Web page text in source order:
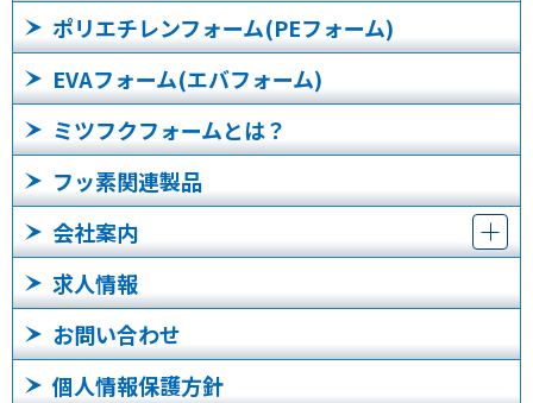
ポリエチレンフォーム(PEフォーム)
EVAフォーム(エバフォーム)
ミツフクフォームとは？
フッ素関連製品
会社案内
求人情報
お問い合わせ
個人情報保護方針